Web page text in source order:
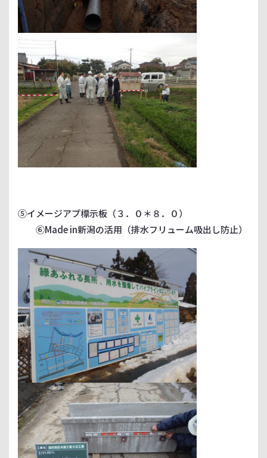
⑤イメージアプ標示板（３．０＊８．０）
⑥Made in新潟の活用（排水フリューム吸出し防止）